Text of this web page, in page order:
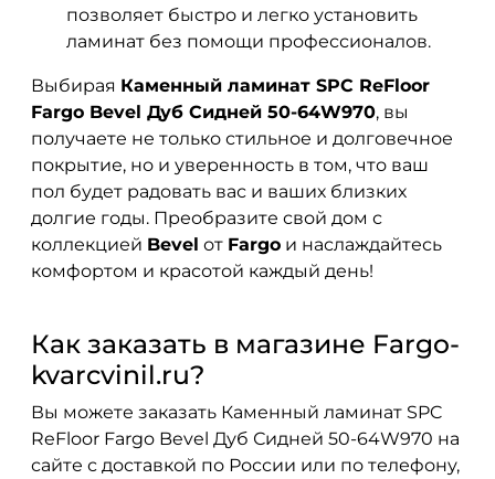
позволяет быстро и легко установить
ламинат без помощи профессионалов.
Выбирая Каменный ламинат SPC ReFloor
Fargo Bevel Дуб Сидней 50-64W970, вы
получаете не только стильное и долговечное
покрытие, но и уверенность в том, что ваш
пол будет радовать вас и ваших близких
долгие годы. Преобразите свой дом с
коллекцией Bevel от Fargo и наслаждайтесь
комфортом и красотой каждый день!
Как заказать в магазине Fargo-
kvarcvinil.ru?
Вы можете заказать Каменный ламинат SPC
ReFloor Fargo Bevel Дуб Сидней 50-64W970 на
сайте с доставкой по России или по телефону,